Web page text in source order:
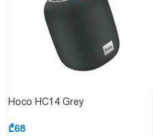
Hoco HC14 Grey
₾68